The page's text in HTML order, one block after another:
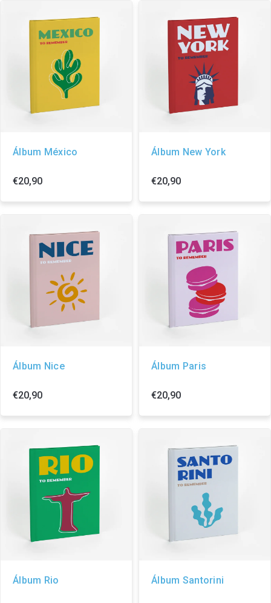
Álbum México
€20,90
Álbum New York
€20,90
Álbum Nice
€20,90
Álbum Paris
€20,90
Álbum Rio Álbum Santorini